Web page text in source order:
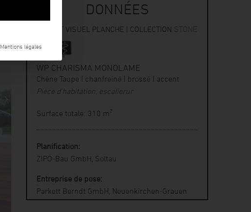
DONNÉES
ASPECT VISUEL PLANCHE | COLLECTION
WP CHARISMA MONOLAME
Chêne Taupe | chanfreiné | brossé | accent
Pièce d’habitation, escalierur
Surface totale: 310 m²
Planification:
ZIPO-Bau GmbH, Soltau
Entreprise de pose:
Parkett Berndt GmbH, Neuenkirchen-Grauen
Mentions légales